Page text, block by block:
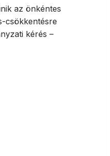
az önkéntes
csökkentésre
kérés –